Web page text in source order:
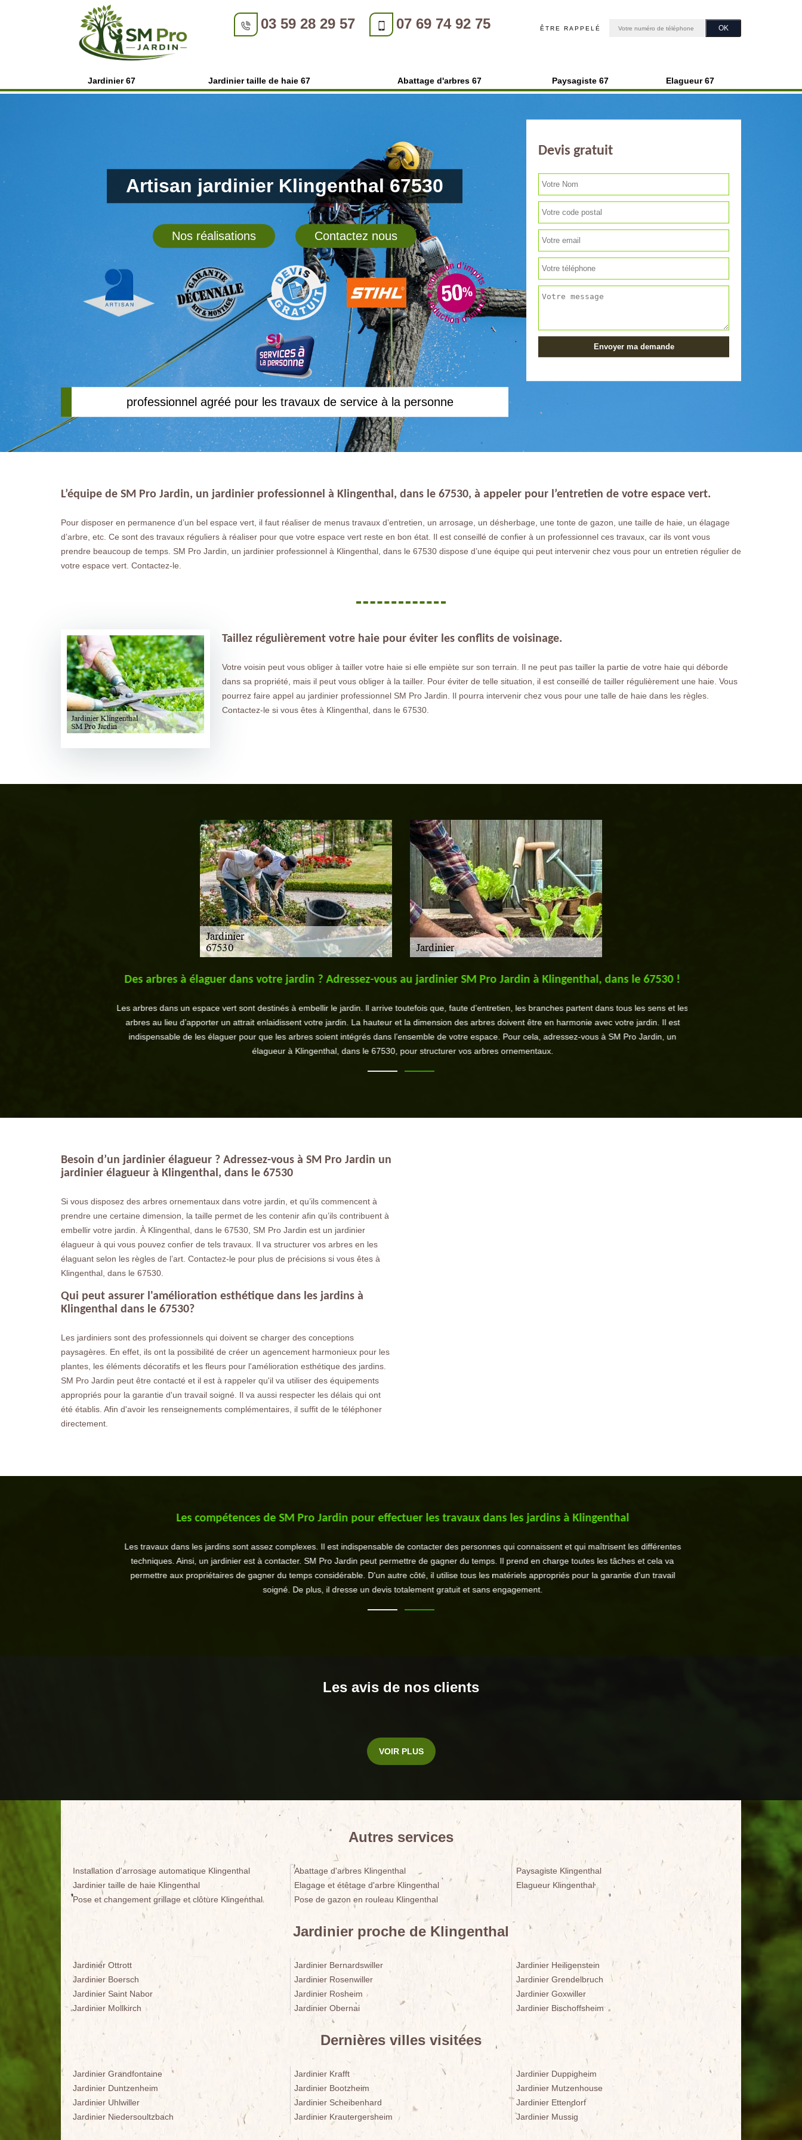
03 59 28 29 57 07 69 74 92 75 ÊTRE RAPPELÉ
Jardinier 67 Jardinier taille de haie 67 Abattage d'arbres 67 Paysagiste 67 Elagueur 67
Artisan jardinier Klingenthal 67530
Nos réalisations Contactez nous
professionnel agréé pour les travaux de service à la personne
Devis gratuit
L’équipe de SM Pro Jardin, un jardinier professionnel à Klingenthal, dans le 67530, à appeler pour l’entretien de votre espace vert.
Pour disposer en permanence d’un bel espace vert, il faut réaliser de menus travaux d’entretien, un arrosage, un désherbage, une tonte de gazon, une taille de haie, un élagage
d’arbre, etc. Ce sont des travaux réguliers à réaliser pour que votre espace vert reste en bon état. Il est conseillé de confier à un professionnel ces travaux, car ils vont vous
prendre beaucoup de temps. SM Pro Jardin, un jardinier professionnel à Klingenthal, dans le 67530 dispose d’une équipe qui peut intervenir chez vous pour un entretien régulier de
votre espace vert. Contactez-le.
Taillez régulièrement votre haie pour éviter les conflits de voisinage.
Votre voisin peut vous obliger à tailler votre haie si elle empiète sur son terrain. Il ne peut pas tailler la partie de votre haie qui déborde
dans sa propriété, mais il peut vous obliger à la tailler. Pour éviter de telle situation, il est conseillé de tailler régulièrement une haie. Vous
pourrez faire appel au jardinier professionnel SM Pro Jardin. Il pourra intervenir chez vous pour une talle de haie dans les règles.
Contactez-le si vous êtes à Klingenthal, dans le 67530.
Des arbres à élaguer dans votre jardin ? Adressez-vous au jardinier SM Pro Jardin à Klingenthal, dans le 67530 !
Les arbres dans un espace vert sont destinés à embellir le jardin. ll arrive toutefois que, faute d’entretien, les branches partent dans tous les sens et les
arbres au lieu d’apporter un attrait enlaidissent votre jardin. La hauteur et la dimension des arbres doivent être en harmonie avec votre jardin. Il est
indispensable de les élaguer pour que les arbres soient intégrés dans l’ensemble de votre espace. Pour cela, adressez-vous à SM Pro Jardin, un
élagueur à Klingenthal, dans le 67530, pour structurer vos arbres ornementaux.
Besoin d’un jardinier élagueur ? Adressez-vous à SM Pro Jardin un
jardinier élagueur à Klingenthal, dans le 67530
Si vous disposez des arbres ornementaux dans votre jardin, et qu’ils commencent à
prendre une certaine dimension, la taille permet de les contenir afin qu’ils contribuent à
embellir votre jardin. À Klingenthal, dans le 67530, SM Pro Jardin est un jardinier
élagueur à qui vous pouvez confier de tels travaux. Il va structurer vos arbres en les
élaguant selon les règles de l’art. Contactez-le pour plus de précisions si vous êtes à
Klingenthal, dans le 67530.
Qui peut assurer l'amélioration esthétique dans les jardins à
Klingenthal dans le 67530?
Les jardiniers sont des professionnels qui doivent se charger des conceptions
paysagères. En effet, ils ont la possibilité de créer un agencement harmonieux pour les
plantes, les éléments décoratifs et les fleurs pour l'amélioration esthétique des jardins.
SM Pro Jardin peut être contacté et il est à rappeler qu'il va utiliser des équipements
appropriés pour la garantie d'un travail soigné. Il va aussi respecter les délais qui ont
été établis. Afin d'avoir les renseignements complémentaires, il suffit de le téléphoner
directement.
Les compétences de SM Pro Jardin pour effectuer les travaux dans les jardins à Klingenthal
Les travaux dans les jardins sont assez complexes. Il est indispensable de contacter des personnes qui connaissent et qui maîtrisent les différentes
techniques. Ainsi, un jardinier est à contacter. SM Pro Jardin peut permettre de gagner du temps. Il prend en charge toutes les tâches et cela va
permettre aux propriétaires de gagner du temps considérable. D'un autre côté, il utilise tous les matériels appropriés pour la garantie d'un travail
soigné. De plus, il dresse un devis totalement gratuit et sans engagement.
Les avis de nos clients
VOIR PLUS
Autres services
Installation d'arrosage automatique Klingenthal
Jardinier taille de haie Klingenthal
Pose et changement grillage et clôture Klingenthal
Abattage d'arbres Klingenthal
Elagage et étêtage d'arbre Klingenthal
Pose de gazon en rouleau Klingenthal
Paysagiste Klingenthal
Elagueur Klingenthal
Jardinier proche de Klingenthal
Jardinier Ottrott
Jardinier Boersch
Jardinier Saint Nabor
Jardinier Mollkirch
Jardinier Bernardswiller
Jardinier Rosenwiller
Jardinier Rosheim
Jardinier Obernai
Jardinier Heiligenstein
Jardinier Grendelbruch
Jardinier Goxwiller
Jardinier Bischoffsheim
Dernières villes visitées
Jardinier Grandfontaine
Jardinier Duntzenheim
Jardinier Uhlwiller
Jardinier Niedersoultzbach
Jardinier Krafft
Jardinier Bootzheim
Jardinier Scheibenhard
Jardinier Krautergersheim
Jardinier Duppigheim
Jardinier Mutzenhouse
Jardinier Ettendorf
Jardinier Mussig